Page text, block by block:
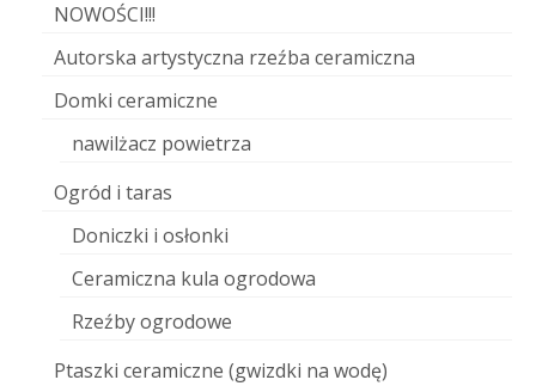
NOWOŚCI!!!
Autorska artystyczna rzeźba ceramiczna
Domki ceramiczne
nawilżacz powietrza
Ogród i taras
Doniczki i osłonki
Ceramiczna kula ogrodowa
Rzeźby ogrodowe
Ptaszki ceramiczne (gwizdki na wodę)